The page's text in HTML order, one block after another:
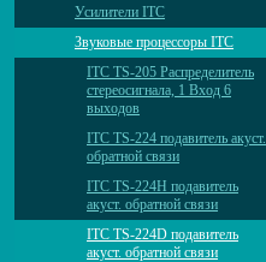
Усилители ITC
Звуковые процессоры ITC
ITC TS-205 Распределитель
стереосигнала, 1 Вход 6
выходов
ITC TS-224 подавитель акуст.
обратной связи
ITC TS-224H подавитель
акуст. обратной связи
ITC TS-224D подавитель
акуст. обратной связи